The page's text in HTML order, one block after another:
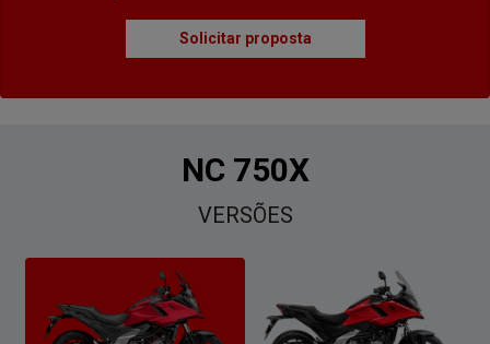
Solicitar proposta
NC 750X
VERSÕES